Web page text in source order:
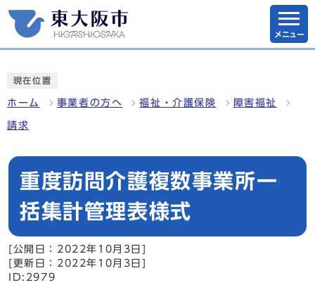
メニュー
現在位置
ホーム 事業者の方へ 福祉・介護保険 障害福祉
請求
重度訪問介護複数事業所一
括集計管理表様式
[公開日：2022年10月3日]
[更新日：2022年10月3日]
ID:2979